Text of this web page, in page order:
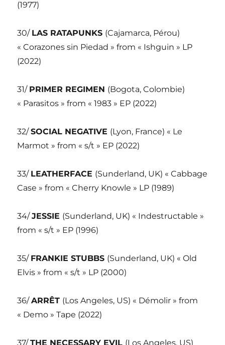
(1977)
30/ LAS RATAPUNKS (Cajamarca, Pérou)
« Corazones sin Piedad » from « Ishguin » LP
(2022)
31/ PRIMER REGIMEN (Bogota, Colombie)
« Parasitos » from « 1983 » EP (2022)
32/SOCIAL NEGATIVE (Lyon, France) « Le
Marmot » from « s/t » EP (2022)
33/ LEATHERFACE (Sunderland, UK) « Cabbage
Case » from « Cherry Knowle » LP (1989)
34/JESSIE (Sunderland, UK) « Indestructable »
from « s/t » EP (1996)
35/ FRANKIE STUBBS (Sunderland, UK) « Old
Elvis » from « s/t » LP (2000)
36/ARRÊT (Los Angeles, US) « Démolir » from
« Demo » Tape (2022)
37/THE NECESSARY EVIL (Los Angeles, US)